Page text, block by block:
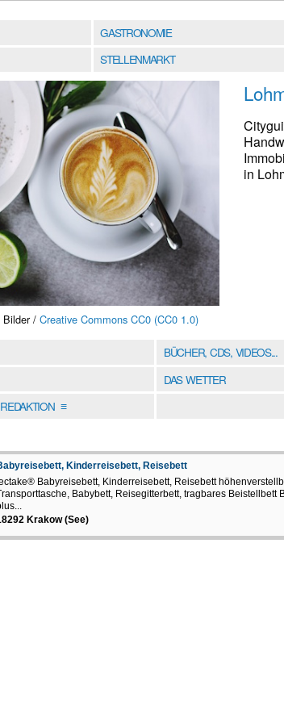
GASTRONOMIE
STELLENMARKT
Bilder / Creative Commons CC0 (CC0 1.0)
in
BÜCHER, CDS, VIDEOS...
DAS WETTER
≡
Kinderreisebett, Reisebett
Babyreisebett, Kinderreisebett, Reisebett
Babybett, Reisegitterbett, tragbares Beistellbett
Krakow (See)